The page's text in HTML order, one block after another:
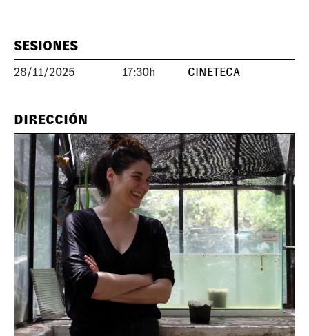
SESIONES
28/11/2025 17:30h CINETECA
DIRECCIÓN